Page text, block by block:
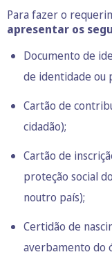
Para fazer o
apresentar os
Documento de
de identidade ou
Cartão de
cidadão);
Cartão de
proteção social
noutro país);
Certidão de
averbamento do